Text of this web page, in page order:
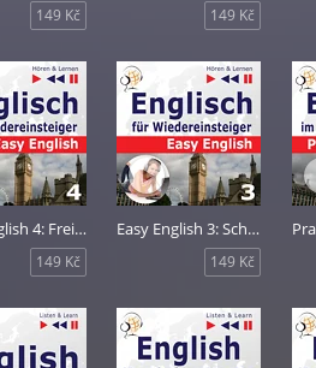
149 Kč 149 Kč
Easy English 4: Freizeit
149 Kč
Easy English 3: Schule und Arbeit
149 Kč